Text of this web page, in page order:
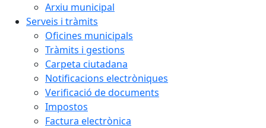
Arxiu municipal
Serveis i tràmits
Oficines municipals
Tràmits i gestions
Carpeta ciutadana
Notificacions electròniques
Verificació de documents
Impostos
Factura electrònica